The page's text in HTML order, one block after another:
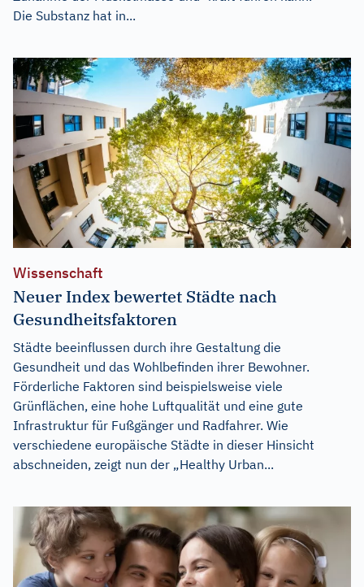
Die Substanz hat in...
Wissenschaft
Neuer Index bewertet Städte nach
Gesundheitsfaktoren
Städte beeinflussen durch ihre Gestaltung die
Gesundheit und das Wohlbefinden ihrer Bewohner.
Förderliche Faktoren sind beispielsweise viele
Grünflächen, eine hohe Luftqualität und eine gute
Infrastruktur für Fußgänger und Radfahrer. Wie
verschiedene europäische Städte in dieser Hinsicht
abschneiden, zeigt nun der „Healthy Urban...